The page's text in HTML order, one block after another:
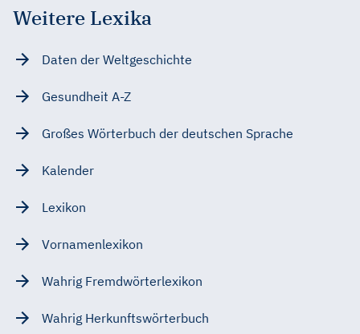
Weitere Lexika
Daten der Weltgeschichte
Gesundheit A-Z
Großes Wörterbuch der deutschen Sprache
Kalender
Lexikon
Vornamenlexikon
Wahrig Fremdwörterlexikon
Wahrig Herkunftswörterbuch